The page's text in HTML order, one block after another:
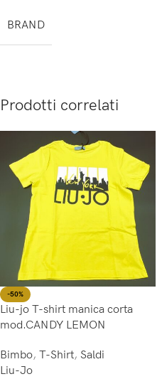
BRAND
Prodotti correlati
-50%
Liu-jo T-shirt manica corta
mod.CANDY LEMON
Bimbo, T-Shirt, Saldi
Liu-Jo